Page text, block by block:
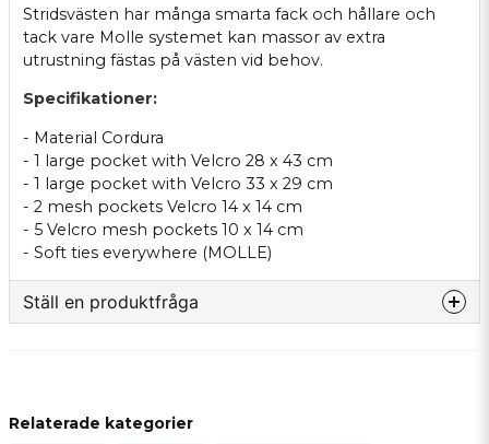
Stridsvästen har många smarta fack och hållare och
tack vare Molle systemet kan massor av extra
utrustning fästas på västen vid behov.
Specifikationer:
- Material Cordura
- 1 large pocket with Velcro 28 x 43 cm
- 1 large pocket with Velcro 33 x 29 cm
- 2 mesh pockets Velcro 14 x 14 cm
- 5 Velcro mesh pockets 10 x 14 cm
- Soft ties everywhere (MOLLE)
Ställ en produktfråga
Relaterade kategorier